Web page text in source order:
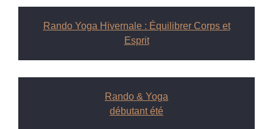
Rando Yoga Hivernale : Équilibrer Corps et
Esprit
Rando & Yoga
débutant été